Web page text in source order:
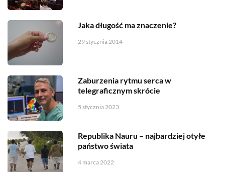
Jaka długość ma znaczenie?
29 stycznia 2014
Zaburzenia rytmu serca w
telegraficznym skrócie
5 stycznia 2023
Republika Nauru – najbardziej otyłe
państwo świata
4 marca 2022